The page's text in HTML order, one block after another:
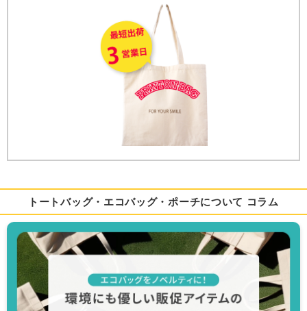
トートバッグ・エコバッグ・ポーチについて コラム